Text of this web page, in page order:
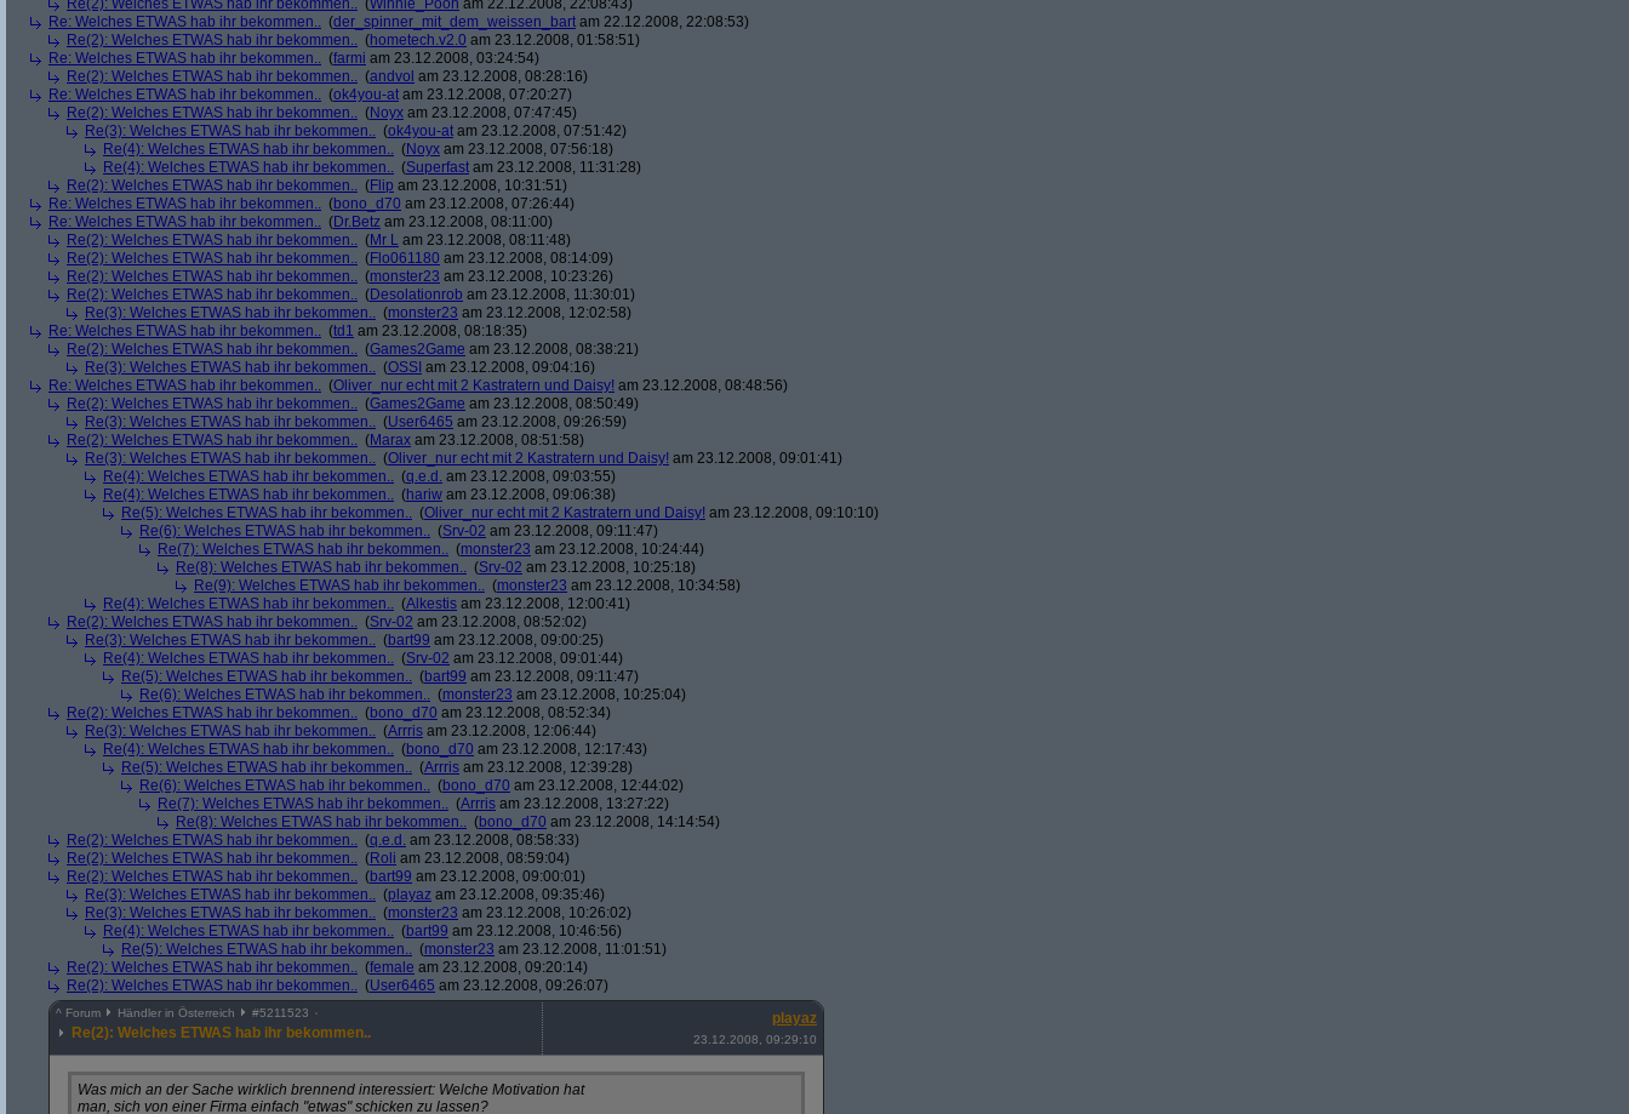
Re(2): Welches ETWAS hab ihr bekommen.. (Winnie_Pooh am 22.12.2008, 22:08:43)
Re: Welches ETWAS hab ihr bekommen.. (der_spinner_mit_dem_weissen_bart am 22.12.2008, 22:08:53)
Re(2): Welches ETWAS hab ihr bekommen.. (hometech.v2.0 am 23.12.2008, 01:58:51)
Re: Welches ETWAS hab ihr bekommen.. (farmi am 23.12.2008, 03:24:54)
Re(2): Welches ETWAS hab ihr bekommen.. (andvol am 23.12.2008, 08:28:16)
Re: Welches ETWAS hab ihr bekommen.. (ok4you-at am 23.12.2008, 07:20:27)
Re(2): Welches ETWAS hab ihr bekommen.. (Noyx am 23.12.2008, 07:47:45)
Re(3): Welches ETWAS hab ihr bekommen.. (ok4you-at am 23.12.2008, 07:51:42)
Re(4): Welches ETWAS hab ihr bekommen.. (Noyx am 23.12.2008, 07:56:18)
Re(4): Welches ETWAS hab ihr bekommen.. (Superfast am 23.12.2008, 11:31:28)
Re(2): Welches ETWAS hab ihr bekommen.. (Flip am 23.12.2008, 10:31:51)
Re: Welches ETWAS hab ihr bekommen.. (bono_d70 am 23.12.2008, 07:26:44)
Re: Welches ETWAS hab ihr bekommen.. (Dr.Betz am 23.12.2008, 08:11:00)
Re(2): Welches ETWAS hab ihr bekommen.. (Mr L am 23.12.2008, 08:11:48)
Re(2): Welches ETWAS hab ihr bekommen.. (Flo061180 am 23.12.2008, 08:14:09)
Re(2): Welches ETWAS hab ihr bekommen.. (monster23 am 23.12.2008, 10:23:26)
Re(2): Welches ETWAS hab ihr bekommen.. (Desolationrob am 23.12.2008, 11:30:01)
Re(3): Welches ETWAS hab ihr bekommen.. (monster23 am 23.12.2008, 12:02:58)
Re: Welches ETWAS hab ihr bekommen.. (td1 am 23.12.2008, 08:18:35)
Re(2): Welches ETWAS hab ihr bekommen.. (Games2Game am 23.12.2008, 08:38:21)
Re(3): Welches ETWAS hab ihr bekommen.. (OSSI am 23.12.2008, 09:04:16)
Re: Welches ETWAS hab ihr bekommen.. (Oliver_nur echt mit 2 Kastratern und Daisy! am 23.12.2008, 08:48:56)
Re(2): Welches ETWAS hab ihr bekommen.. (Games2Game am 23.12.2008, 08:50:49)
Re(3): Welches ETWAS hab ihr bekommen.. (User6465 am 23.12.2008, 09:26:59)
Re(2): Welches ETWAS hab ihr bekommen.. (Marax am 23.12.2008, 08:51:58)
Re(3): Welches ETWAS hab ihr bekommen.. (Oliver_nur echt mit 2 Kastratern und Daisy! am 23.12.2008, 09:01:41)
Re(4): Welches ETWAS hab ihr bekommen.. (q.e.d. am 23.12.2008, 09:03:55)
Re(4): Welches ETWAS hab ihr bekommen.. (hariw am 23.12.2008, 09:06:38)
Re(5): Welches ETWAS hab ihr bekommen.. (Oliver_nur echt mit 2 Kastratern und Daisy! am 23.12.2008, 09:10:10)
Re(6): Welches ETWAS hab ihr bekommen.. (Srv-02 am 23.12.2008, 09:11:47)
Re(7): Welches ETWAS hab ihr bekommen.. (monster23 am 23.12.2008, 10:24:44)
Re(8): Welches ETWAS hab ihr bekommen.. (Srv-02 am 23.12.2008, 10:25:18)
Re(9): Welches ETWAS hab ihr bekommen.. (monster23 am 23.12.2008, 10:34:58)
Re(4): Welches ETWAS hab ihr bekommen.. (Alkestis am 23.12.2008, 12:00:41)
Re(2): Welches ETWAS hab ihr bekommen.. (Srv-02 am 23.12.2008, 08:52:02)
Re(3): Welches ETWAS hab ihr bekommen.. (bart99 am 23.12.2008, 09:00:25)
Re(4): Welches ETWAS hab ihr bekommen.. (Srv-02 am 23.12.2008, 09:01:44)
Re(5): Welches ETWAS hab ihr bekommen.. (bart99 am 23.12.2008, 09:11:47)
Re(6): Welches ETWAS hab ihr bekommen.. (monster23 am 23.12.2008, 10:25:04)
Re(2): Welches ETWAS hab ihr bekommen.. (bono_d70 am 23.12.2008, 08:52:34)
Re(3): Welches ETWAS hab ihr bekommen.. (Arrris am 23.12.2008, 12:06:44)
Re(4): Welches ETWAS hab ihr bekommen.. (bono_d70 am 23.12.2008, 12:17:43)
Re(5): Welches ETWAS hab ihr bekommen.. (Arrris am 23.12.2008, 12:39:28)
Re(6): Welches ETWAS hab ihr bekommen.. (bono_d70 am 23.12.2008, 12:44:02)
Re(7): Welches ETWAS hab ihr bekommen.. (Arrris am 23.12.2008, 13:27:22)
Re(8): Welches ETWAS hab ihr bekommen.. (bono_d70 am 23.12.2008, 14:14:54)
Re(2): Welches ETWAS hab ihr bekommen.. (q.e.d. am 23.12.2008, 08:58:33)
Re(2): Welches ETWAS hab ihr bekommen.. (Roli am 23.12.2008, 08:59:04)
Re(2): Welches ETWAS hab ihr bekommen.. (bart99 am 23.12.2008, 09:00:01)
Re(3): Welches ETWAS hab ihr bekommen.. (playaz am 23.12.2008, 09:35:46)
Re(3): Welches ETWAS hab ihr bekommen.. (monster23 am 23.12.2008, 10:26:02)
Re(4): Welches ETWAS hab ihr bekommen.. (bart99 am 23.12.2008, 10:46:56)
Re(5): Welches ETWAS hab ihr bekommen.. (monster23 am 23.12.2008, 11:01:51)
Re(2): Welches ETWAS hab ihr bekommen.. (female am 23.12.2008, 09:20:14)
Re(2): Welches ETWAS hab ihr bekommen.. (User6465 am 23.12.2008, 09:26:07)
^ Forum Händler in Österreich #5211523
Re(2): Welches ETWAS hab ihr bekommen..
playaz
23.12.2008, 09:29:10
Was mich an der Sache wirklich brennend interessiert: Welche Motivation hat
man, sich von einer Firma einfach "etwas" schicken zu lassen?